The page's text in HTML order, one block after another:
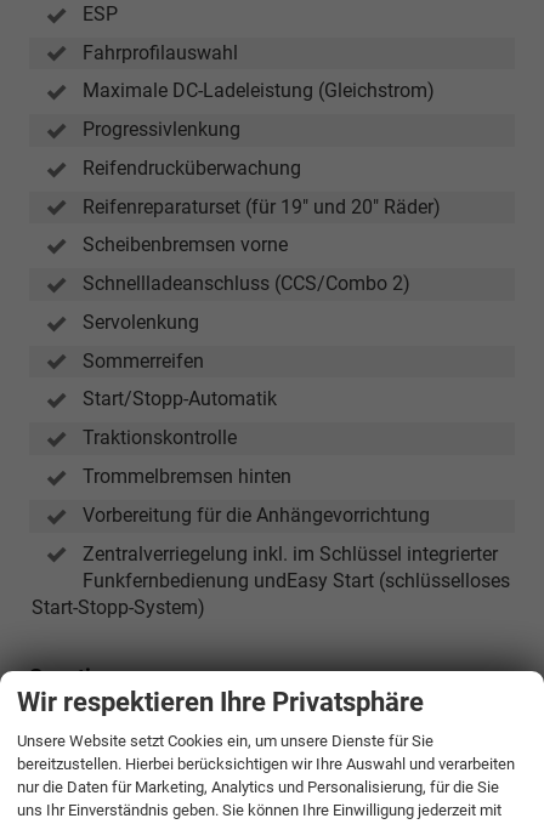
ESP
Fahrprofilauswahl
Maximale DC-Ladeleistung (Gleichstrom)
Progressivlenkung
Reifendrucküberwachung
Reifenreparaturset (für 19" und 20" Räder)
Scheibenbremsen vorne
Schnellladeanschluss (CCS/Combo 2)
Servolenkung
Sommerreifen
Start/Stopp-Automatik
Traktionskontrolle
Trommelbremsen hinten
Vorbereitung für die Anhängevorrichtung
Zentralverriegelung inkl. im Schlüssel integrierter
Funkfernbedienung undEasy Start (schlüsselloses
Start-Stopp-System)
Sonstiges
8 Jahre oder maximal 160.000km
Hochvoltbatteriegarantie, mit 70% Akkuleistung
Neuwagen - Fahrzeug ist förderfähig
HU/AU neu
Wir respektieren Ihre Privatsphäre
Unsere Website setzt Cookies ein, um unsere Dienste für Sie
bereitzustellen. Hierbei berücksichtigen wir Ihre Auswahl und verarbeiten
nur die Daten für Marketing, Analytics und Personalisierung, für die Sie
uns Ihr Einverständnis geben. Sie können Ihre Einwilligung jederzeit mit